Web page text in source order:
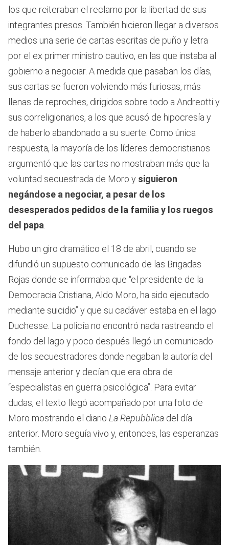
los que reiteraban el reclamo por la libertad de sus
integrantes presos. También hicieron llegar a diversos
medios una serie de cartas escritas de puño y letra
por el ex primer ministro cautivo, en las que instaba al
gobierno a negociar. A medida que pasaban los días,
sus cartas se fueron volviendo más furiosas, más
llenas de reproches, dirigidos sobre todo a Andreotti y
sus correligionarios, a los que acusó de hipocresía y
de haberlo abandonado a su suerte. Como única
respuesta, la mayoría de los líderes democristianos
argumentó que las cartas no mostraban más que la
voluntad secuestrada de Moro y siguieron
negándose a negociar, a pesar de los
desesperados pedidos de la familia y los ruegos
del papa
Hubo un giro dramático el 18 de abril, cuando se
difundió un supuesto comunicado de las Brigadas
Rojas donde se informaba que “el presidente de la
Democracia Cristiana, Aldo Moro, ha sido ejecutado
mediante suicidio” y que su cadáver estaba en el lago
Duchesse. La policía no encontró nada rastreando el
fondo del lago y poco después llegó un comunicado
de los secuestradores donde negaban la autoría del
mensaje anterior y decían que era obra de
“especialistas en guerra psicológica”. Para evitar
dudas, el texto llegó acompañado por una foto de
Moro mostrando el diario La Repubblica del día
anterior. Moro seguía vivo y, entonces, las esperanzas
también.